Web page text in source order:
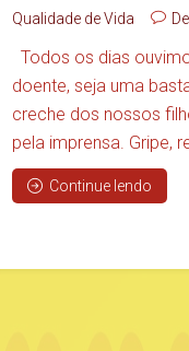
Qualidade de Vida
Todos os dias
doente, seja uma
creche dos nossos
pela imprensa. Gripe,
Continue lendo